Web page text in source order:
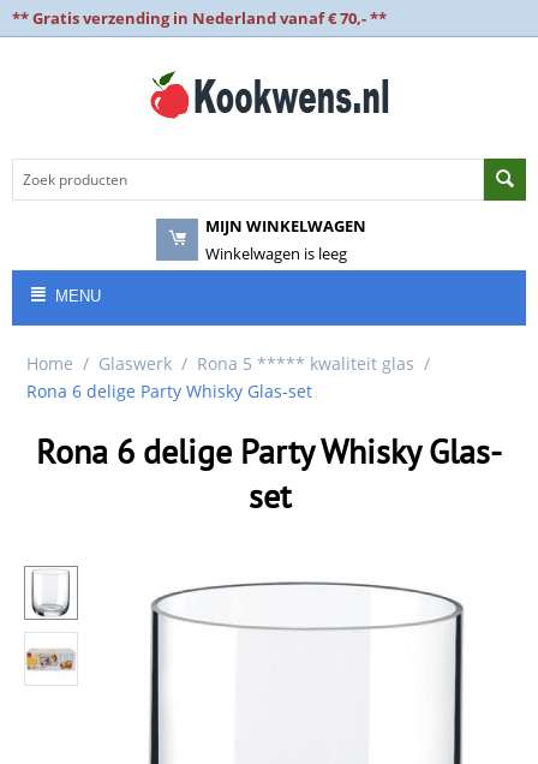
** Gratis verzending in Nederland vanaf € 70,- **
MIJN WINKELWAGEN
Winkelwagen is leeg
MENU
Home / Glaswerk / Rona 5 ***** kwaliteit glas /
Rona 6 delige Party Whisky Glas-set
Rona 6 delige Party Whisky Glas-
set